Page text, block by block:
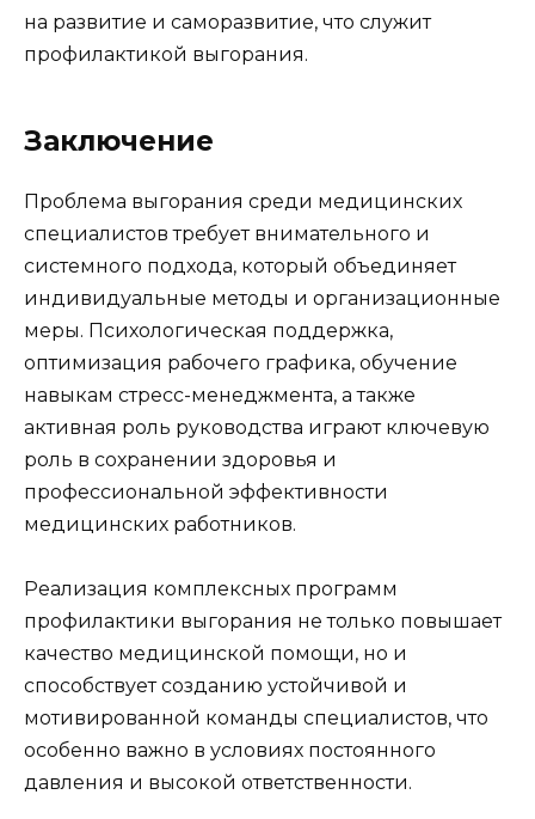
на развитие и саморазвитие, что служит
профилактикой выгорания.
Заключение
Проблема выгорания среди медицинских
специалистов требует внимательного и
системного подхода, который объединяет
индивидуальные методы и организационные
меры. Психологическая поддержка,
оптимизация рабочего графика, обучение
навыкам стресс-менеджмента, а также
активная роль руководства играют ключевую
роль в сохранении здоровья и
профессиональной эффективности
медицинских работников.
Реализация комплексных программ
профилактики выгорания не только повышает
качество медицинской помощи, но и
способствует созданию устойчивой и
мотивированной команды специалистов, что
особенно важно в условиях постоянного
давления и высокой ответственности.